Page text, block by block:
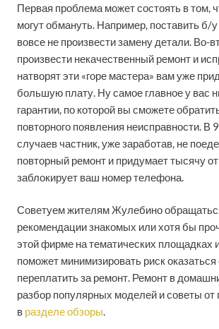
Первая проблема может состоять в том,
могут обмануть. Например, поставить б/
вовсе не произвести замену детали. Во-
произвести некачественный ремонт и
натворят эти «горе мастера» вам уже
большую плату. Ну самое главное у вас
гарантии, по которой вы сможете
повторного появления неисправности. В
случаев частник, уже заработав, не
повторный ремонт и придумает тысячу
заблокирует ваш номер телефона.
Советуем жителям Жулебино
рекомендации знакомых или хотя бы
этой фирме на тематических площадках
поможет минимизировать риск
переплатить за ремонт. Ремонт в
разбор популярных моделей и советы
в разделе обзоры.